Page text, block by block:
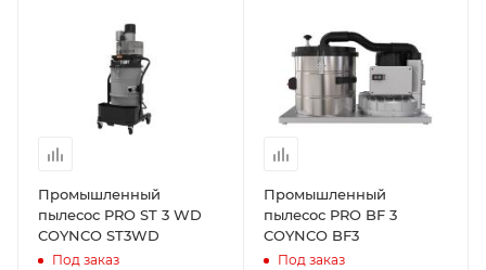
Промышленный
пылесос PRO ST 3 WD
COYNCO ST3WD
Под заказ
Промышленный
пылесос PRO BF 3
COYNCO BF3
Под заказ